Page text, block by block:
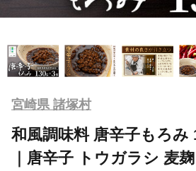
宮崎県 諸塚村
和風調味料 唐辛子もろみ
｜唐辛子 トウガラシ 麦